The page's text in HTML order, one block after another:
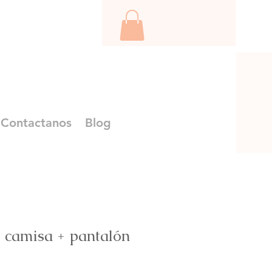
Contactanos Blog
+ pantalón